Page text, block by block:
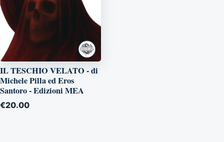
IL TESCHIO VELATO - di
Michele Pilla ed Eros
Santoro - Edizioni MEA
€20.00